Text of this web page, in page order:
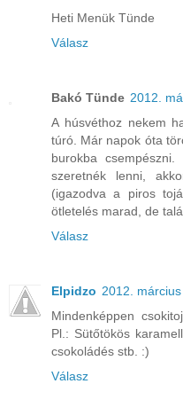
Heti Menük Tünde
Válasz
Bakó Tünde 2012.
A húsvéthoz nekem
túró. Már napok óta
burokba
szeretnék lenni,
(igazodva a piros
ötletelés marad, de
Válasz
Elpidzo 2012.
Mindenképpen
Pl.: Sütőtökös
csokoládés stb. :)
Válasz